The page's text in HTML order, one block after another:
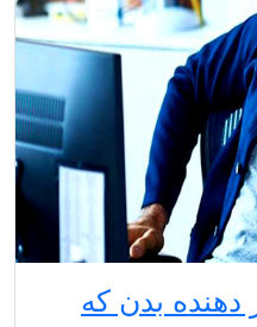
بدن که